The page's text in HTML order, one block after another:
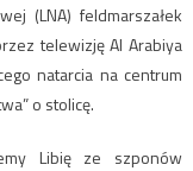
(LNA) feldmarszałek
telewizję Al Arabiya
natarcia na centrum
o stolicę.
Libię ze szponów